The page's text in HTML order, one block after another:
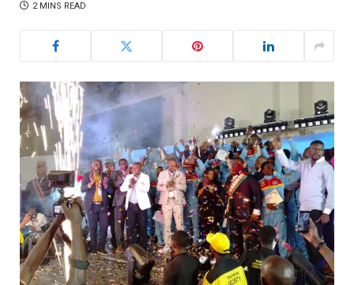
2 MINS READ